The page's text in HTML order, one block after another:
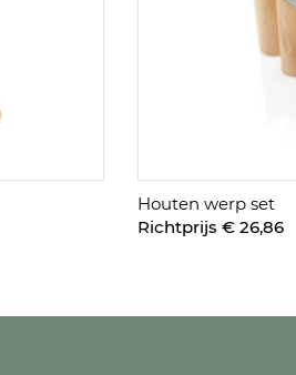
Houten werp set
Richtprijs € 26,86